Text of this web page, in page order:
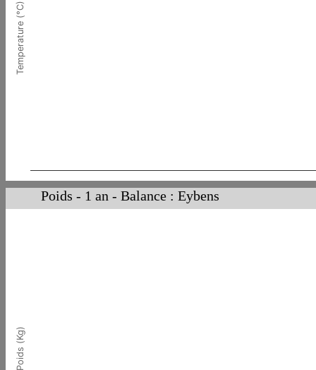
Temperature (°C)
Poids - 1 an - Balance : Eybens
Poids (Kg)